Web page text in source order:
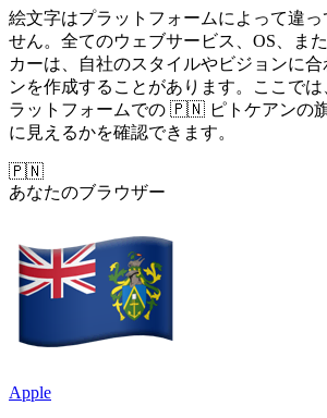
絵文字はプラットフォームによって違っ
せん。全てのウェブサービス、OS、ま
カーは、自社のスタイルやビジョンに
ンを作成することがあります。ここで
ラットフォームでの 🇵🇳 ピトケアンの
に見えるかを確認できます。
🇵🇳
あなたのブラウザー
Apple